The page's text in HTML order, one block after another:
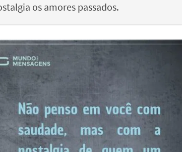
os amores passados.